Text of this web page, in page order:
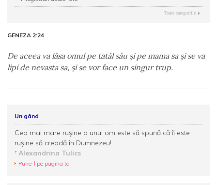
Toate categoriile
GENEZA 2:24
De aceea va lăsa omul pe tatăl său şi pe mama sa şi se va
lipi de nevasta sa, şi se vor face un singur trup.
Un gând
Cea mai mare ruşine a unui om este să spună că îi este
ruşine să creadă în Dumnezeu!
Alexandrina Tulics
Pune-l pe pagina ta